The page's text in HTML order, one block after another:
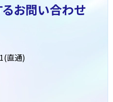
お問い合わせ
直通)